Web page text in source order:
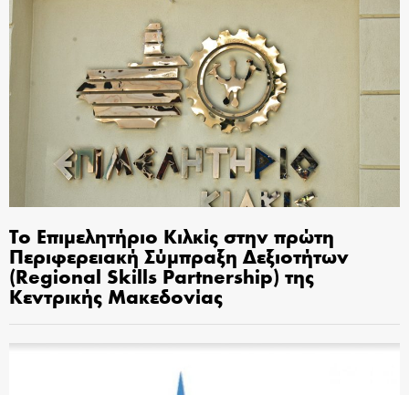
Το Επιμελητήριο Κιλκίς στην πρώτη
Περιφερειακή Σύμπραξη Δεξιοτήτων
(Regional Skills Partnership) της
Κεντρικής Μακεδονίας